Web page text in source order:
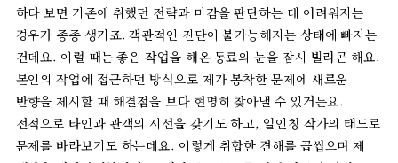
하다 보면 기존에 취했던 전략과 미감을 판단하는 데 어려워지는
경우가 종종 생기죠.객관적인 진단이 불가능해지는 상태에 빠지는
건데요. 이럴 때는 좋은 작업을 해온 동료의 눈을 잠시 빌리곤 해요.
본인의 작업에 접근하던 방식으로 제가봉착한 문제에 새로운
반향을 제시할 때 해결점을 보다 현명히 찾아낼 수 있거든요.
전적으로 타인과 관객의 시선을 갖기도 하고, 일인칭 작가의 태도로
문제를 바라보기도 하는데요. 이렇게 취합한 견해를 곱씹으며 제